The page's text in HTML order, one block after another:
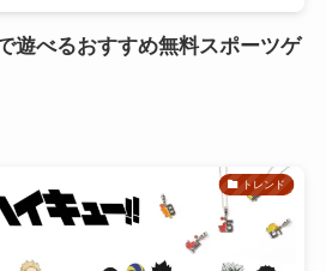
遊べるおすすめ無料スポーツゲ
トレンド